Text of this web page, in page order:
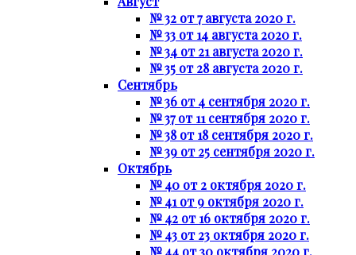
№ 32 от 7 августа 2020 г.
№ 33 от 14 августа 2020 г.
№ 34 от 21 августа 2020 г.
№ 35 от 28 августа 2020 г.
Сентябрь
№ 36 от 4 сентября 2020 г.
№ 37 от 11 сентября 2020 г.
№ 38 от 18 сентября 2020 г.
№ 39 от 25 сентября 2020 г.
Октябрь
№ 40 от 2 октября 2020 г.
№ 41 от 9 октября 2020 г.
№ 42 от 16 октября 2020 г.
№ 43 от 23 октября 2020 г.
№ 44 от 30 октября 2020 г.